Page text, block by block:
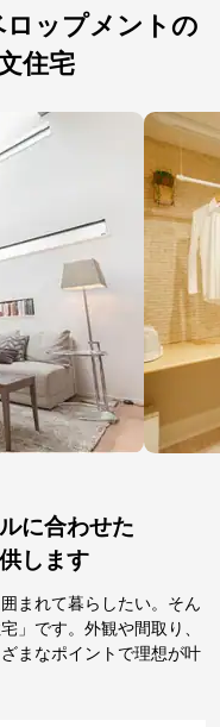
ップメントの
住宅
に合わせた
します
まれて暮らしたい。そん
」です。外観や間取り、
まなポイントで理想が叶